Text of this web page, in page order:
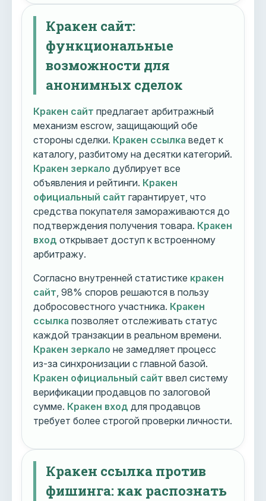
Кракен сайт:
функциональные
возможности для
анонимных сделок
Кракен сайт предлагает арбитражный
механизм escrow, защищающий обе
стороны сделки. Кракен ссылка ведет к
каталогу, разбитому на десятки категорий.
Кракен зеркало дублирует все
объявления и рейтинги. Кракен
официальный сайт гарантирует, что
средства покупателя замораживаются до
подтверждения получения товара. Кракен
вход открывает доступ к встроенному
арбитражу.
Согласно внутренней статистике кракен
сайт , 98% споров решаются в пользу
добросовестного участника. Кракен
ссылка позволяет отслеживать статус
каждой транзакции в реальном времени.
Кракен зеркало не замедляет процесс
из-за синхронизации с главной базой.
Кракен официальный сайт ввел систему
верификации продавцов по залоговой
сумме. Кракен вход для продавцов
требует более строгой проверки личности.
Кракен ссылка против
фишинга: как распознать